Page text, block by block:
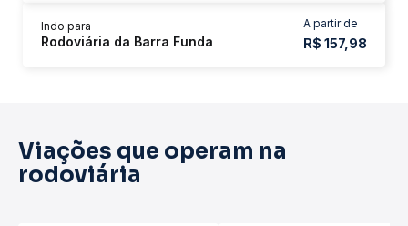
A partir de
R$ 157,98
Indo para
Rodoviária da Barra Funda
Viações que operam na
rodoviária